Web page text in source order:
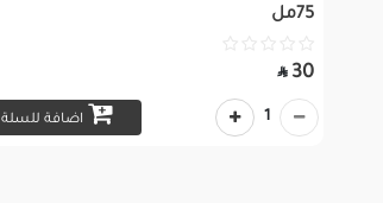
75مل
30

اضافة للسلة 1